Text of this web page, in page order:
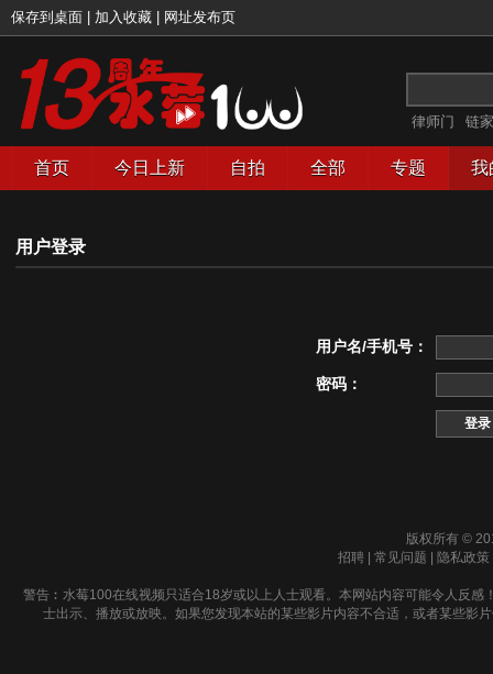
保存到桌面 加入收藏 网址发布页
律师门 链
首页 今日上新 自拍 全部 专题 我
用户登录
用户名/手机号：
密码：
版权所有 ©
招聘
常见问题 隐私政策
警告︰水莓100在线视频只适合18岁或以上人士观看。本网站内容可能令人反
士出示、播放或放映。如果您发现本站的某些影片内容不合适，或者某些